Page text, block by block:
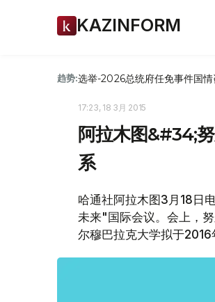
KAZINFORM
趋势:选举-2026总统府任免事件国
17:23, 18 3月 2015
阿拉木图&#34;
系
哈通社阿拉木图3月18日
未来"国际会议。会上，
尔穆巴拉克大学拟于2016